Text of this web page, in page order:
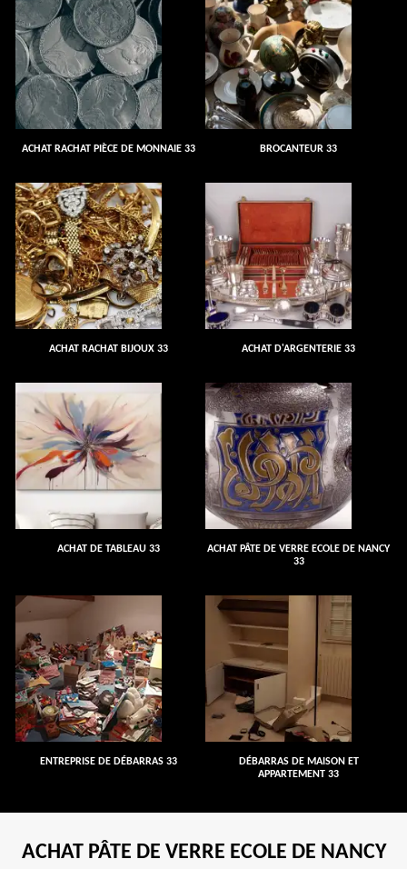
ACHAT RACHAT PIÈCE DE MONNAIE 33 BROCANTEUR 33
ACHAT RACHAT BIJOUX 33 ACHAT D'ARGENTERIE 33
ACHAT DE TABLEAU 33
ACHAT PÂTE DE VERRE ECOLE DE NANCY
33
ENTREPRISE DE DÉBARRAS 33
DÉBARRAS DE MAISON ET
APPARTEMENT 33
ACHAT PÂTE DE VERRE ECOLE DE NANCY